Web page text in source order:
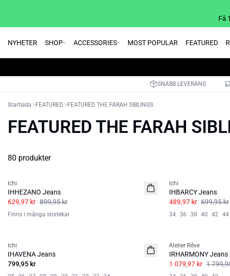
Få
NYHETER SHOP ACCESSORIES MOST POPULAR FEATURED
SNABB LEVERANS
Startsida FEATURED FEATURED THE FARAH SIBLINGS
FEATURED THE FARAH
80 produkter
Ichi
IHHEZANO Jeans
629,97 kr 899,95 kr
Finns i många storlekar
Ichi
IHBARCY Jeans
489,97 kr 699,95 kr
34 36 38 40 42 44
Ichi
IHAVENA Jeans
799,95 kr
Atelier Rêve
IRHARMONY Jeans
1 079,97 kr 1